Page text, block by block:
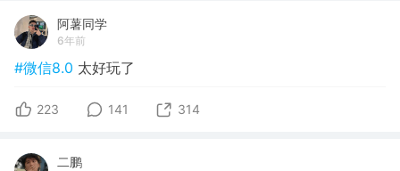
阿薯同学
6年前
#微信8.0 太好玩了
223 141 314
二鹏